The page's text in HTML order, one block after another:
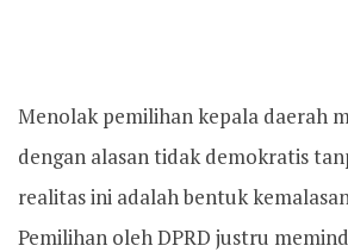
Menolak pemilihan kepala daerah
dengan alasan tidak demokratis
realitas ini adalah bentuk
Pemilihan oleh DPRD justru